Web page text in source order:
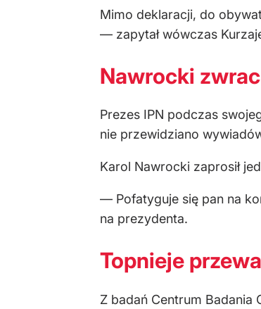
Mimo deklaracji, do
— zapytał wówczas
Nawrocki
Prezes IPN podczas
nie przewidziano
Karol Nawrocki zaprosił
— Pofatyguje się pan na
na prezydenta.
Topnieje
Z badań Centrum Badania